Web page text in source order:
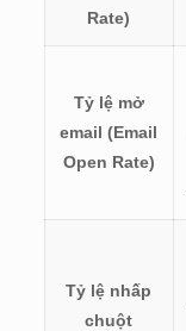
Rate)
Tỷ lệ mở
email (Email
Open Rate)
Tỷ lệ nhấp
chuột